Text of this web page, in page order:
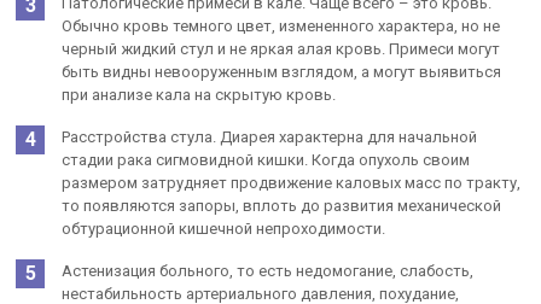
Обычно кровь темного цвет, измененного характера, но не
черный жидкий стул и не яркая алая кровь. Примеси могут
быть видны невооруженным взглядом, а могут выявиться
при анализе кала на скрытую кровь.
Расстройства стула. Диарея характерна для начальной
стадии рака сигмовидной кишки. Когда опухоль своим
размером затрудняет продвижение каловых масс по тракту,
то появляются запоры, вплоть до развития механической
обтурационной кишечной непроходимости.
Астенизация больного, то есть недомогание, слабость,
нестабильность артериального давления, похудание,